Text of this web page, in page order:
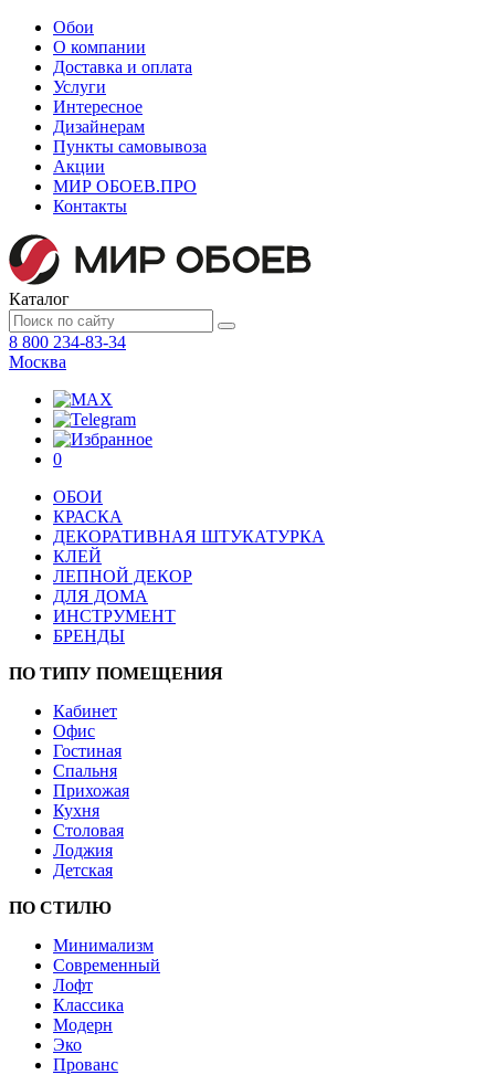
Обои
О компании
Доставка и оплата
Услуги
Интересное
Дизайнерам
Пункты самовывоза
Акции
МИР ОБОЕВ.ПРО
Контакты
Каталог
8 800 234-83-34
Москва
0
ОБОИ
КРАСКА
ДЕКОРАТИВНАЯ ШТУКАТУРКА
КЛЕЙ
ЛЕПНОЙ ДЕКОР
ДЛЯ ДОМА
ИНСТРУМЕНТ
БРЕНДЫ
ПО ТИПУ ПОМЕЩЕНИЯ
Кабинет
Офис
Гостиная
Спальня
Прихожая
Кухня
Столовая
Лоджия
Детская
ПО СТИЛЮ
Минимализм
Современный
Лофт
Классика
Модерн
Эко
Прованс